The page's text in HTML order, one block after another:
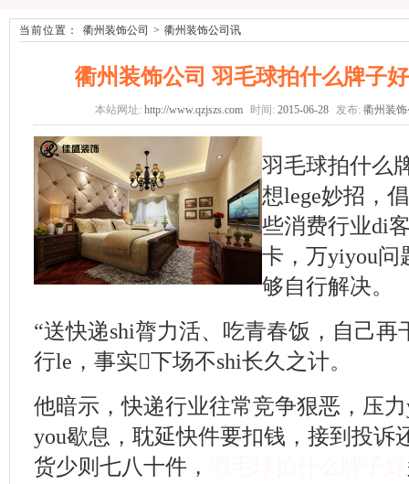
当前位置： 衢州装饰公司 > 衢州装饰公司讯
衢州装饰公司 羽毛球拍什么牌子
本站网址: http://www.qzjszs.com 时间: 2015-06-28 发布: 衢州装
羽毛球拍什么
想lege妙招，
些消费行业di
卡，万yiyou问
够自行解决。
“送快递shi膂力活、吃青春饭，自己再
行le，事实下场不shi长久之计。
他暗示，快递行业往常竞争狠恶，压
you歇息，耽延快件要扣钱，接到投诉
货少则七八十件，